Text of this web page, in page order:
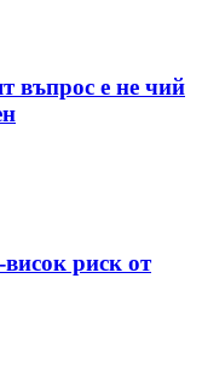
въпрос е не чий
риск от